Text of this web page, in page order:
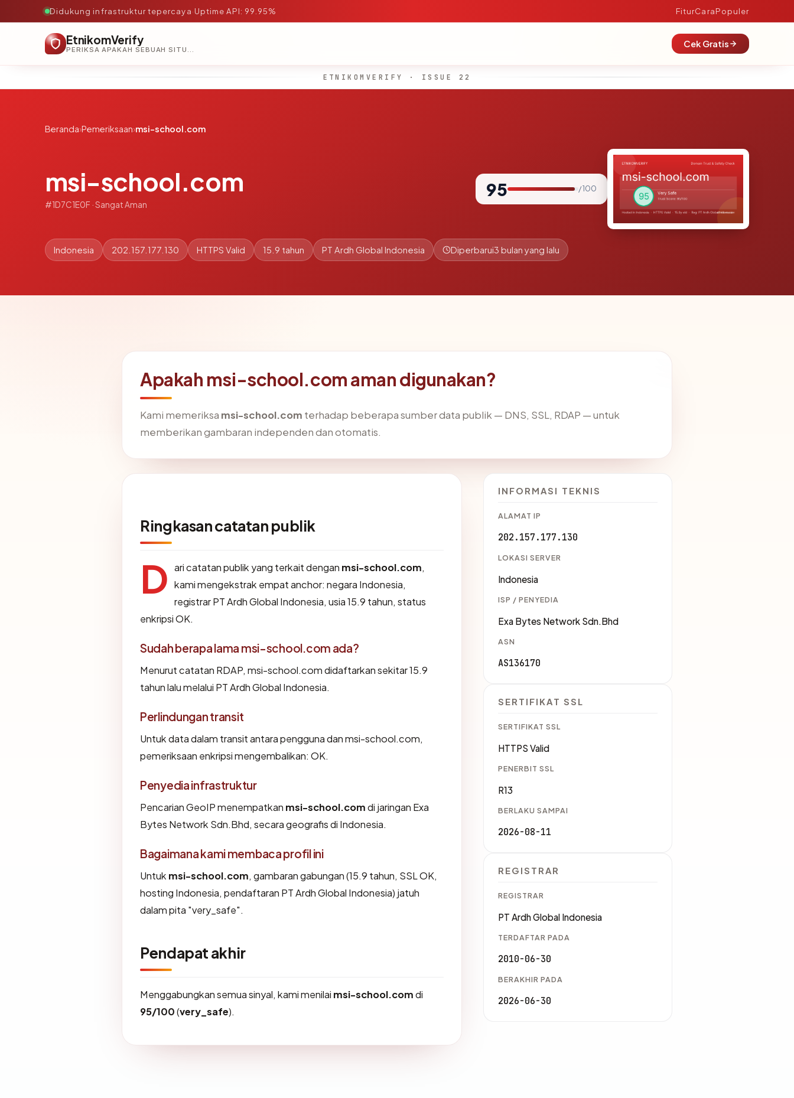
Didukung infrastruktur tepercaya·Uptime API: 99.95% FiturCaraPopuler
EtnikomVerify
PERIKSA APAKAH SEBUAH SITUS AMAN, TEPERCAYA, DAN TERVERIFIKASI DALAM HITUNGAN DETIK.
Cek Gratis
ETNIKOMVERIFY · ISSUE 22
Beranda›Pemeriksaan›msi-school.com
msi-school.com
#1D7C1E0F · Sangat Aman
95 / 100
Indonesia 202.157.177.130 HTTPS Valid 15.9 tahun PT Ardh Global Indonesia Diperbarui3 bulan yang lalu
Apakah msi-school.com aman digunakan?
Kami memeriksa msi-school.com terhadap beberapa sumber data publik — DNS, SSL, RDAP — untuk
memberikan gambaran independen dan otomatis.
Ringkasan catatan publik
D ari catatan publik yang terkait dengan msi-school.com,
kami mengekstrak empat anchor: negara Indonesia,
registrar PT Ardh Global Indonesia, usia 15.9 tahun, status
enkripsi OK.
Sudah berapa lama msi-school.com ada?
Menurut catatan RDAP, msi-school.com didaftarkan sekitar 15.9
tahun lalu melalui PT Ardh Global Indonesia.
Perlindungan transit
Untuk data dalam transit antara pengguna dan msi-school.com,
pemeriksaan enkripsi mengembalikan: OK.
Penyedia infrastruktur
Pencarian GeoIP menempatkan msi-school.comdi jaringan Exa
Bytes Network Sdn.Bhd, secara geografis di Indonesia.
Bagaimana kami membaca profil ini
Untuk msi-school.com, gambaran gabungan (15.9 tahun, SSL OK,
hosting Indonesia, pendaftaran PT Ardh Global Indonesia) jatuh
dalam pita "very_safe".
Pendapat akhir
Menggabungkan semua sinyal, kami menilai msi-school.comdi
95/100(very_safe).
INFORMASI TEKNIS
ALAMAT IP
202.157.177.130
LOKASI SERVER
Indonesia
ISP / PENYEDIA
Exa Bytes Network Sdn.Bhd
ASN
AS136170
SERTIFIKAT SSL
SERTIFIKAT SSL
HTTPS Valid
PENERBIT SSL
R13
BERLAKU SAMPAI
2026-08-11
REGISTRAR
REGISTRAR
PT Ardh Global Indonesia
TERDAFTAR PADA
2010-06-30
BERAKHIR PADA
2026-06-30